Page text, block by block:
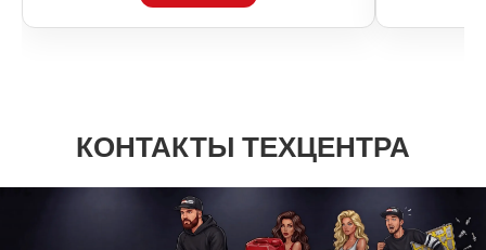
КОНТАКТЫ ТЕХЦЕНТРА